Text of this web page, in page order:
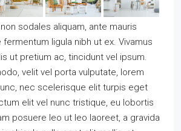
sodales aliquam, ante mauris
ligula nibh ut ex. Vivamus
ut pretium ac, tincidunt vel ipsum.
velit vel porta vulputate, lorem
nec scelerisque elit turpis eget
elit vel nunc tristique, eu lobortis
posuere leo ut leo laoreet, a gravida